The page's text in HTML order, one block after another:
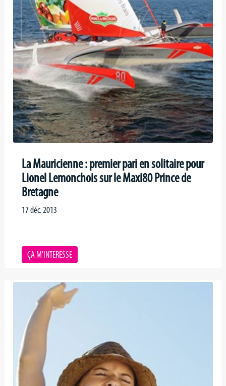
La Mauricienne : premier pari en solitaire pour
Lionel Lemonchois sur le Maxi80 Prince de
Bretagne
17 déc. 2013
ÇA M'INTERESSE